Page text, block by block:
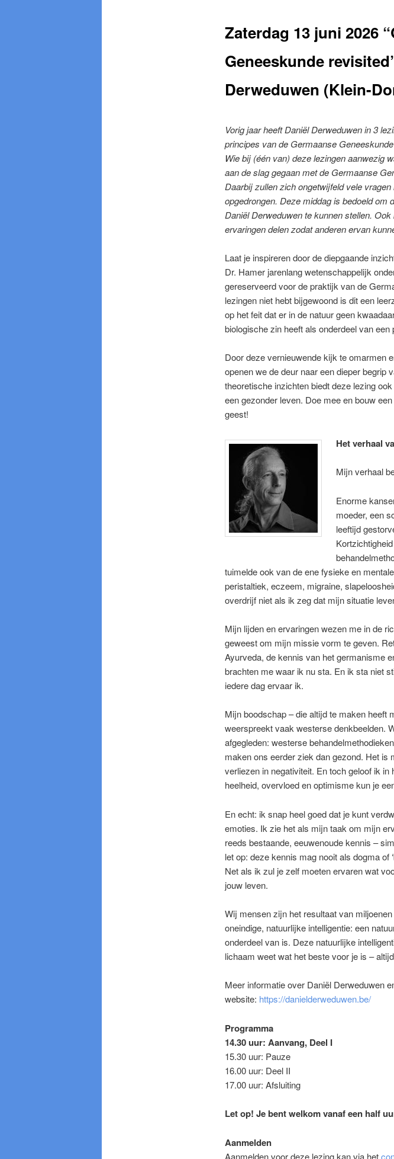
Zaterdag 13 juni 2026
Geneeskunde
Derweduwen (Klein-
Vorig jaar heeft Daniël Derweduwen in 3
principes van de Germaanse
Wie bij (één van) deze lezingen aanwezig
aan de slag gegaan met de Germaanse
Daarbij zullen zich ongetwijfeld vele vragen
opgedrongen. Deze middag is bedoeld om
Daniël Derweduwen te kunnen stellen. Ook
ervaringen delen zodat anderen ervan
Laat je inspireren door de diepgaande
Dr. Hamer jarenlang wetenschappelijk
gereserveerd voor de praktijk van de
lezingen niet hebt bijgewoond is dit een
op het feit dat er in de natuur geen
biologische zin heeft als onderdeel van
Door deze vernieuwende kijk te omarmen
openen we de deur naar een dieper
theoretische inzichten biedt deze lezing
een gezonder leven. Doe mee en bouw
geest!
Het verhaal
Mijn verhaal
Enorme
moeder, een
leeftijd
tuimelde ook van de ene fysieke en
peristaltiek, eczeem, migraine,
overdrijf niet als ik zeg dat mijn situatie
Mijn lijden en ervaringen wezen me in de
geweest om mijn missie vorm te geven.
Ayurveda, de kennis van het germanisme
brachten me waar ik nu sta. En ik sta niet
iedere dag ervaar ik.
Mijn boodschap – die altijd te maken heeft
weerspreekt vaak westerse denkbeelden.
afgegleden: westerse
maken ons eerder ziek dan gezond. Het
verliezen in negativiteit. En toch geloof ik
heelheid, overvloed en optimisme kun je
En echt: ik snap heel goed dat je kunt
emoties. Ik zie het als mijn taak om mijn
reeds bestaande, eeuwenoude kennis –
let op: deze kennis mag nooit als dogma of
Net als ik zul je zelf moeten ervaren wat
jouw leven.
Wij mensen zijn het resultaat van
oneindige, natuurlijke intelligentie: een
onderdeel van is. Deze natuurlijke
lichaam weet wat het beste voor je is –
Meer informatie over Daniël Derweduwen
website: https://danielderweduwen.be/
Programma
14.30 uur: Aanvang, Deel I
15.30 uur: Pauze
16.00 uur: Deel II
17.00 uur: Afsluiting
Let op! Je bent welkom vanaf een half
Aanmelden
Aanmelden voor deze lezing kan via het